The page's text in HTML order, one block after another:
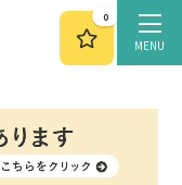
MENU
0